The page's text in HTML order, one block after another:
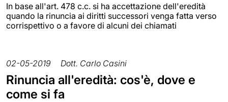
In base all'art. 478 c.c. si ha accettazione dell'eredità
quando la rinuncia ai diritti successori venga fatta verso
corrispettivo o a favore di alcuni dei chiamati
02-05-2019 Dott. Carlo Casini
Rinuncia all'eredità: cos'è, dove e
come si fa